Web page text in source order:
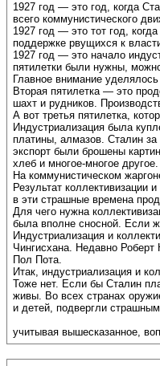
1927 год — это год, когда
всего коммунистического
1927 год — это тот год,
поддержке рвущихся к
1927 год — это начало
пятилетки были нужны,
Главное внимание
Вторая пятилетка — это
шахт и рудников.
А вот третья пятилетка,
Индустриализация была
платины, алмазов. Сталин за
экспорт были брошены
хлеб и многое-многое
На коммунистическом
Результат
в эти страшные времена
Для чего нужна
была вполне сносной. Если
Индустриализация и
Чингисхана. Недавно
Пол Пота.
Итак, индустриализация и
Тоже нет. Если бы Сталин
живы. Во всех странах
и детей, подвергли
учитывая вышесказанное,